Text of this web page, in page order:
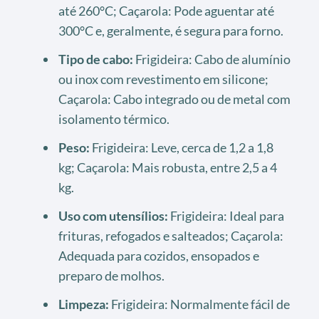
até 260°C; Caçarola: Pode aguentar até
300°C e, geralmente, é segura para forno.
Tipo de cabo: Frigideira: Cabo de alumínio
ou inox com revestimento em silicone;
Caçarola: Cabo integrado ou de metal com
isolamento térmico.
Peso: Frigideira: Leve, cerca de 1,2 a 1,8
kg; Caçarola: Mais robusta, entre 2,5 a 4
kg.
Uso com utensílios: Frigideira: Ideal para
frituras, refogados e salteados; Caçarola:
Adequada para cozidos, ensopados e
preparo de molhos.
Limpeza: Frigideira: Normalmente fácil de